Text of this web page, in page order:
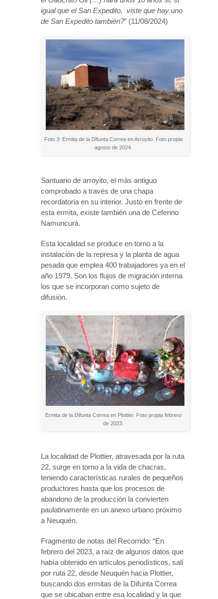
igual que el San Expedito, viste que hay uno
de San Expedito también?” (11/08/2024)
Foto 3: Ermita de la Difunta Correa en Arroyito. Foto propia
agosto de 2024.
Santuario de arroyito, el más antiguo
comprobado a través de una chapa
recordatoria en su interior. Justo en frente de
esta ermita, existe también una de Ceferino
Namuncurá.
Esta localidad se produce en torno a la
instalación de la represa y la planta de agua
pesada que emplea 400 trabajadores ya en el
año 1979. Son los flujos de migración interna
los que se incorporan como sujeto de
difusión.
Ermita de la Difunta Correa en Plottier. Foto propia febrero
de 2023.
La localidad de Plottier, atravesada por la ruta
22, surge en torno a la vida de chacras,
teniendo características rurales de pequeños
productores hasta que los procesos de
abandono de la producción la convierten
paulatinamente en un anexo urbano próximo
a Neuquén.
Fragmento de notas del Recorrido: “En
febrero del 2023, a raíz de algunos datos que
había obtenido en artículos periodísticos, salí
por ruta 22, desde Neuquén hacia Plottier,
buscando dos ermitas de la Difunta Correa
que se ubicaban entre esa localidad y la que